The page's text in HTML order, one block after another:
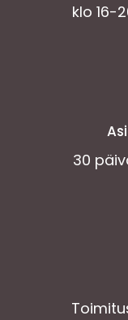
klo 16-
30